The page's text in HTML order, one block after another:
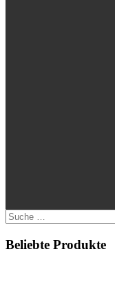
Suche
nach:
Beliebte Produkte